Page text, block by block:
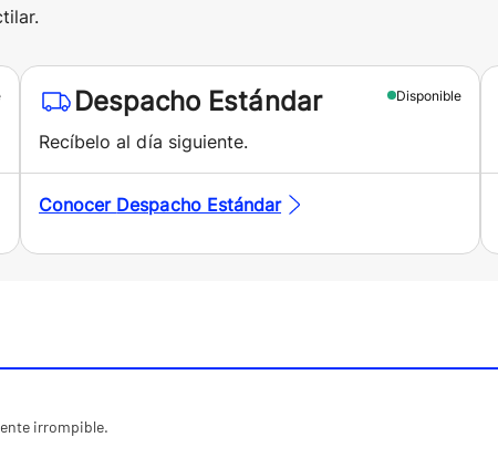
Disponible
Despacho Estándar
Recíbelo al día siguiente.
Conocer Despacho Estándar
irrompible.